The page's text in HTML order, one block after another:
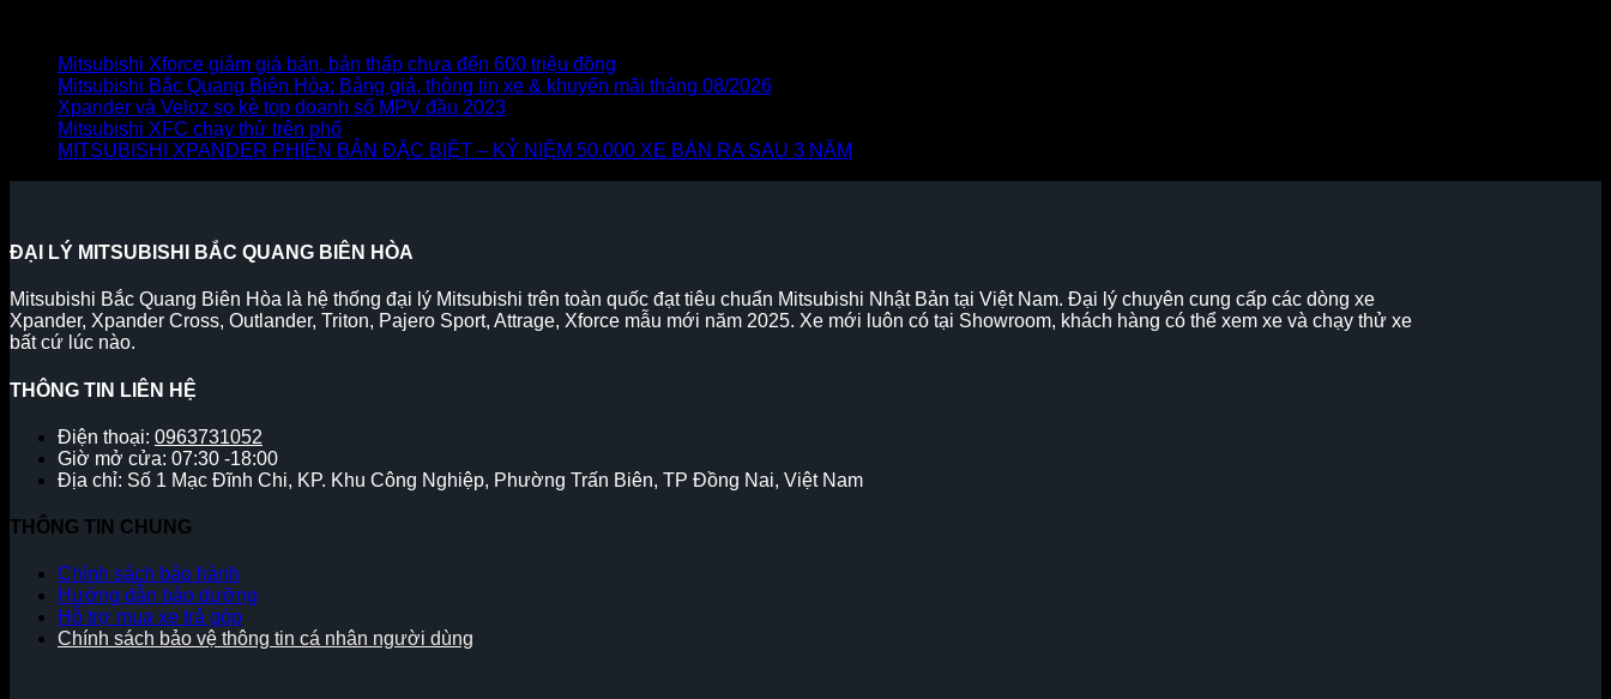
Mitsubishi Xforce giảm giá bán, bản thấp chưa đến 600 triệu đồng
Mitsubishi Bắc Quang Biên Hòa: Bảng giá, thông tin xe & khuyến mãi tháng 08/2026
Xpander và Veloz so kè top doanh số MPV đầu 2023
Mitsubishi XFC chạy thử trên phố
MITSUBISHI XPANDER PHIÊN BẢN ĐẶC BIỆT – KỶ NIỆM 50.000 XE BÁN RA SAU 3 NĂM
ĐẠI LÝ MITSUBISHI BẮC QUANG BIÊN HÒA
Mitsubishi Bắc Quang Biên Hòa là hệ thống đại lý Mitsubishi trên toàn quốc đạt tiêu chuẩn Mitsubishi Nhật Bản tại Việt Nam. Đại lý chuyên cung cấp các dòng xe
Xpander, Xpander Cross, Outlander, Triton, Pajero Sport, Attrage, Xforce mẫu mới năm 2025. Xe mới luôn có tại Showroom, khách hàng có thể xem xe và chạy thử xe
bất cứ lúc nào.
THÔNG TIN LIÊN HỆ
Điện thoại: 0963731052
Giờ mở cửa: 07:30 -18:00
Địa chỉ: Số 1 Mạc Đĩnh Chi, KP. Khu Công Nghiệp, Phường Trấn Biên, TP Đồng Nai, Việt Nam
THÔNG TIN CHUNG
Chính sách bảo hành
Hướng dẫn bảo dưỡng
Hỗ trợ mua xe trả góp
Chính sách bảo vệ thông tin cá nhân người dùng